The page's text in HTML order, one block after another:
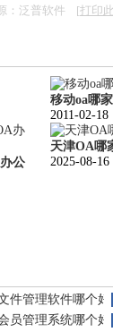
：泛普软件 [打印
移动oa哪
2011-02-18
公
天津OA哪
2025-08-16
件管理软件哪个好
员管理系统哪个好